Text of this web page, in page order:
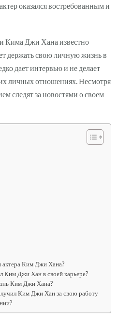
оказался востребованным и
Кима Джи Хана известно
держать свою личную жизнь в
дает интервью и не делает
личных отношениях. Несмотря
следят за новостями о своем
актера Ким Джи Хана?
Ким Джи Хан в своей карьере?
Ким Джи Хана?
Ким Джи Хан за свою работу